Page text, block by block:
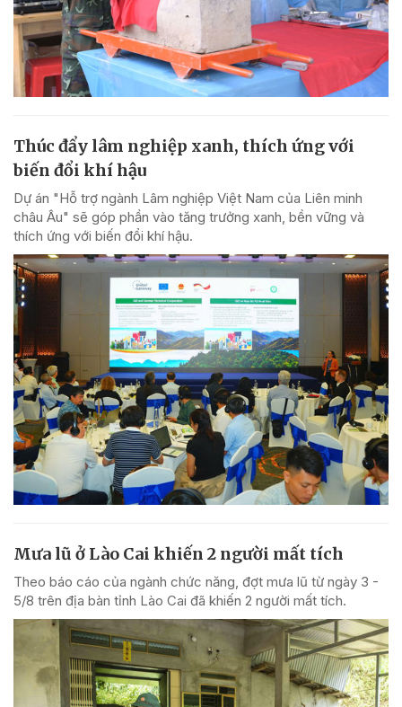
Thúc đẩy lâm nghiệp xanh, thích ứng với
biến đổi khí hậu
Dự án "Hỗ trợ ngành Lâm nghiệp Việt Nam của Liên minh
châu Âu" sẽ góp phần vào tăng trưởng xanh, bền vững và
thích ứng với biến đổi khí hậu.
Mưa lũ ở Lào Cai khiến 2 người mất tích
Theo báo cáo của ngành chức năng, đợt mưa lũ từ ngày 3 -
5/8 trên địa bàn tỉnh Lào Cai đã khiến 2 người mất tích.